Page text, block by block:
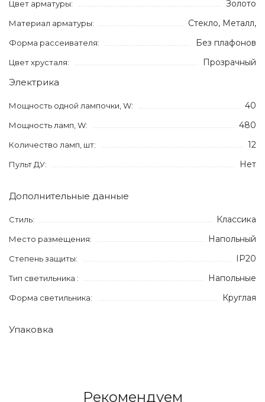
Цвет арматуры: Золото
Материал арматуры: Стекло, Металл,
Форма рассеивателя: Без плафонов
Цвет хрусталя: Прозрачный
Электрика
Мощность одной лампочки, W: 40
Мощность ламп, W: 480
Количество ламп, шт: 12
Пульт ДУ: Нет
Дополнительные данные
Стиль: Классика
Место размещения: Напольный
Степень защиты: IP20
Тип светильника : Напольные
Форма светильника: Круглая
Упаковка
Рекомендуем